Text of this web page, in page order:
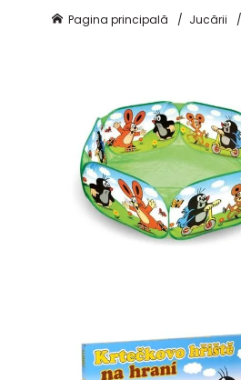
Pagina principală Jucării